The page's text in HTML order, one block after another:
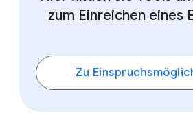
zum Einreichen eines
Zu